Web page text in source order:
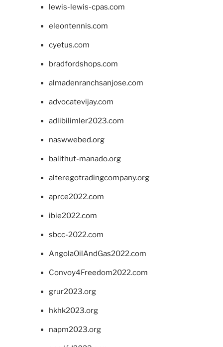
lewis-lewis-cpas.com
eleontennis.com
cyetus.com
bradfordshops.com
almadenranchsanjose.com
advocatevijay.com
adlibilimler2023.com
naswwebed.org
balithut-manado.org
alteregotradingcompany.org
aprce2022.com
ibie2022.com
sbcc-2022.com
AngolaOilAndGas2022.com
Convoy4Freedom2022.com
grur2023.org
hkhk2023.org
napm2023.org